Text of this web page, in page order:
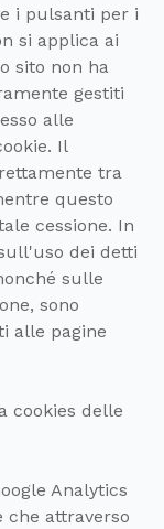
i pulsanti per i
si applica ai
sito non ha
gestiti
alle
Il
tra
questo
cessione. In
dei detti
sulle
sono
alle pagine
cookies delle
Analytics
che attraverso